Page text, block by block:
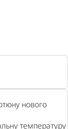
нового
температуру